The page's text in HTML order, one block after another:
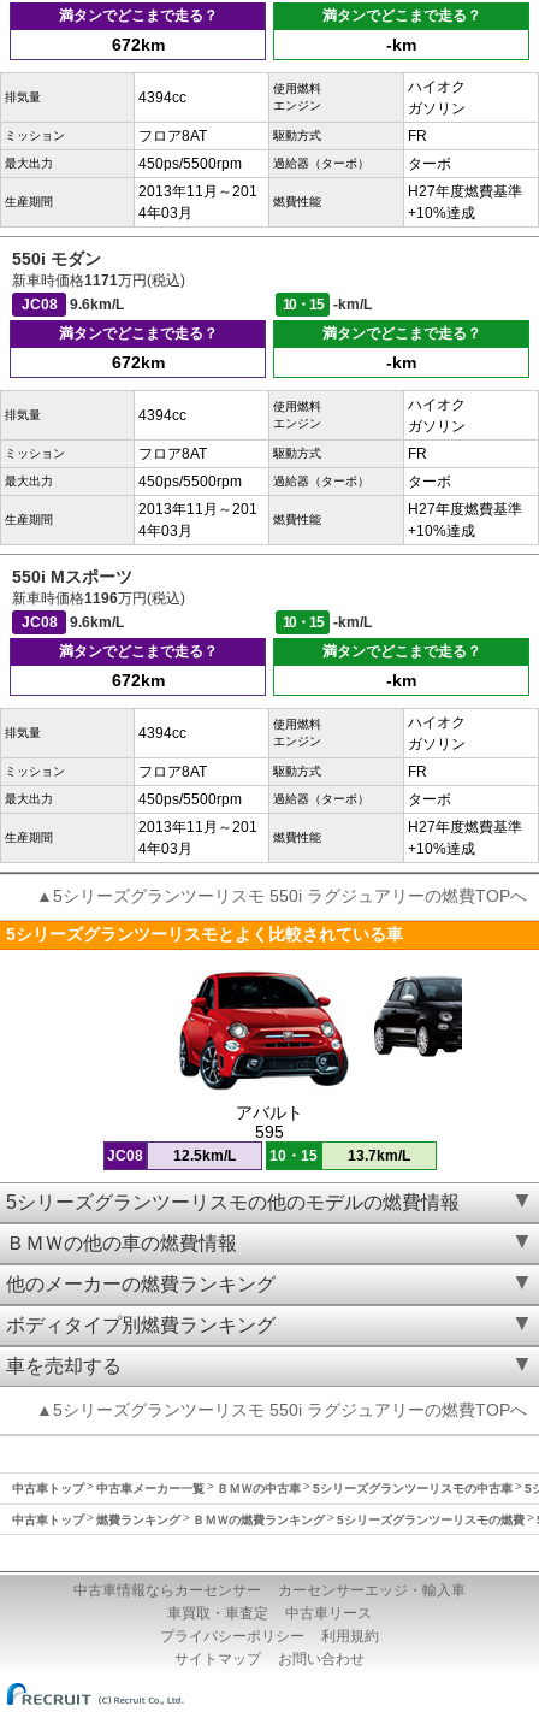
満タンでどこまで走る？
672km
満タンでどこまで走る？
-km
排気量 4394cc
使用燃料
エンジン
ハイオク
ガソリン
ミッション フロア8AT 駆動方式 FR
最大出力 450ps/5500rpm 過給器（ターボ） ターボ
生産期間
2013年11月～201
4年03月
燃費性能
H27年度燃費基準
+10%達成
550i モダン
新車時価格1171万円(税込)
JC08
9.6km/L 10・15
-km/L
満タンでどこまで走る？
672km
満タンでどこまで走る？
-km
排気量 4394cc
使用燃料
エンジン
ハイオク
ガソリン
ミッション フロア8AT 駆動方式 FR
最大出力 450ps/5500rpm 過給器（ターボ） ターボ
生産期間
2013年11月～201
4年03月
燃費性能
H27年度燃費基準
+10%達成
550i Mスポーツ
新車時価格1196万円(税込)
JC08
9.6km/L 10・15
-km/L
満タンでどこまで走る？
672km
満タンでどこまで走る？
-km
排気量 4394cc
使用燃料
エンジン
ハイオク
ガソリン
ミッション フロア8AT 駆動方式 FR
最大出力 450ps/5500rpm 過給器（ターボ） ターボ
生産期間
2013年11月～201
4年03月
燃費性能
H27年度燃費基準
+10%達成
▲5シリーズグランツーリスモ 550i ラグジュアリーの燃費TOPへ
5シリーズグランツーリスモとよく比較されている車
アバルト
595
JC08 12.5km/L 10・15 13.7km/L
5シリーズグランツーリスモの他のモデルの燃費情報
ＢＭＷの他の車の燃費情報
他のメーカーの燃費ランキング
ボディタイプ別燃費ランキング
車を売却する
▲5シリーズグランツーリスモ 550i ラグジュアリーの燃費TOPへ
中古車トップ 中古車メーカー一覧 ＢＭＷの中古車 5シリーズグランツーリスモの中古車 5
中古車トップ 燃費ランキング ＢＭＷの燃費ランキング 5シリーズグランツーリスモの燃費
中古車情報ならカーセンサー
カーセンサーエッジ・輸入車
車買取・車査定
中古車リース
プライバシーポリシー
利用規約
サイトマップ
お問い合わせ